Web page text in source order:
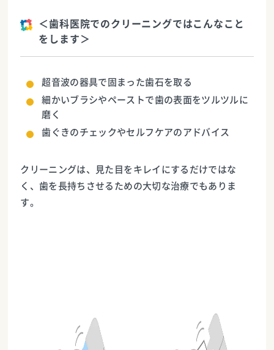
＜歯科医院でのクリーニングではこんなこと
をします＞
超音波の器具で固まった歯石を取る
細かいブラシやペーストで歯の表面をツルツルに
磨く
歯ぐきのチェックやセルフケアのアドバイス
クリーニングは、見た目をキレイにするだけではな
く、歯を長持ちさせるための大切な治療でもありま
す。